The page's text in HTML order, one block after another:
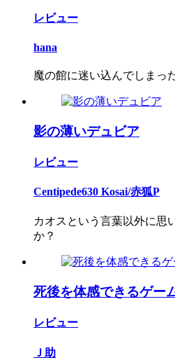
レビュー
hana
魔の館に迷い込んでしまっ
影の薄いデュビア
レビュー
Centipede630 Kosai/赤狐P
カオスという言葉以外に思
か？
死後を体感できるゲー
レビュー
Ｊ助